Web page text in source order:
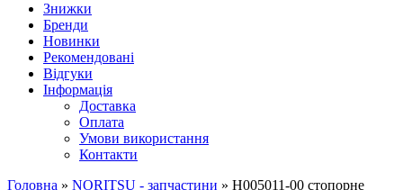
Знижки
Бренди
Новинки
Рекомендовані
Відгуки
Інформація
Доставка
Оплата
Умови використання
Контакти
Головна » NORITSU - запчастини » H005011-00 стопорне